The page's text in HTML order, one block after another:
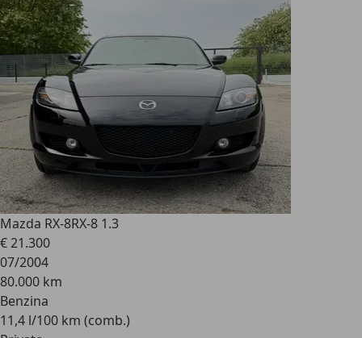
Mazda RX-8RX-8 1.3
€ 21.300
07/2004
80.000 km
Benzina
11,4 l/100 km (comb.)